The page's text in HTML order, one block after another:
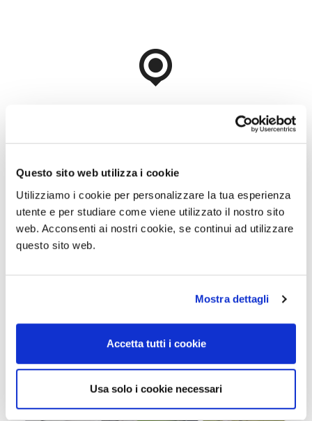
Questo sito web utilizza i cookie
Utilizziamo i cookie per personalizzare la tua esperienza
utente e per studiare come viene utilizzato il nostro sito
web. Acconsenti ai nostri cookie, se continui ad utilizzare
questo sito web.
Mostra dettagli
Accetta tutti i cookie
Usa solo i cookie necessari